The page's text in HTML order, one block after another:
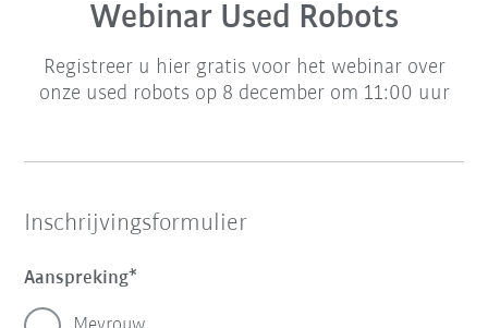
Webinar Used Robots
Registreer u hier gratis voor het webinar over
onze used robots op 8 december om 11:00 uur
Inschrijvingsformulier
Aanspreking